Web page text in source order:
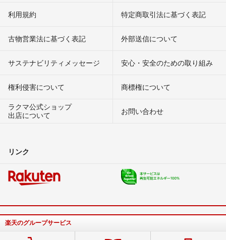
利用規約 特定商取引法に基づく表記
古物営業法に基づく表記 外部送信について
サステナビリティメッセージ 安心・安全のための取り組み
権利侵害について
商標権について
ラクマ公式ショップ
出店について
お問い合わせ
リンク
楽天のグループサービス